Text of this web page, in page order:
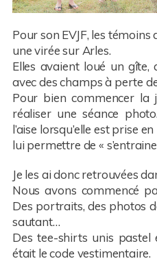
Pour son EVJF, les
une virée sur Arles.
Elles avaient loué un gîte,
avec des champs à perte
Pour bien commencer la
réaliser une séance
l’aise lorsqu’elle est prise
lui permettre de «
Je les ai donc retrouvées
Nous avons commencé
Des portraits, des photos
sautant…
Des tee-shirts unis
était le code vestimentaire.